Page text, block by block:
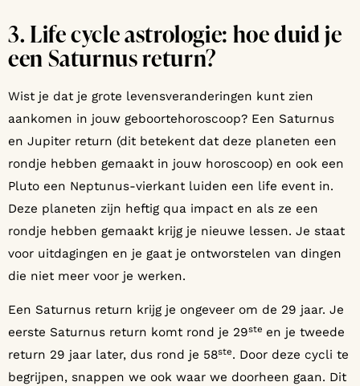
3. Life cycle astrologie: hoe duid je
een Saturnus return?
Wist je dat je grote levensveranderingen kunt zien
aankomen in jouw geboortehoroscoop? Een Saturnus
en Jupiter return (dit betekent dat deze planeten een
rondje hebben gemaakt in jouw horoscoop) en ook een
Pluto een Neptunus-vierkant luiden een life event in.
Deze planeten zijn heftig qua impact en als ze een
rondje hebben gemaakt krijg je nieuwe lessen. Je staat
voor uitdagingen en je gaat je ontworstelen van dingen
die niet meer voor je werken.
Een Saturnus return krijg je ongeveer om de 29 jaar. Je
eerste Saturnus return komt rond je 29ste en je tweede
return 29 jaar later, dus rond je 58ste. Door deze cycli te
begrijpen, snappen we ook waar we doorheen gaan. Dit